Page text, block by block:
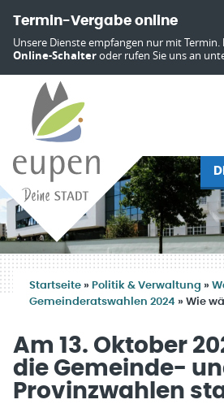
Termin-Vergabe online
Unsere Dienste empfangen nur mit Termin.
Online-Schalteroder rufen Sie uns an
Startseite » Politik & Verwaltung »
Gemeinderatswahlen 2024 » Wie
Am 13. Oktober
die Gemeinde-
Provinzwahlen